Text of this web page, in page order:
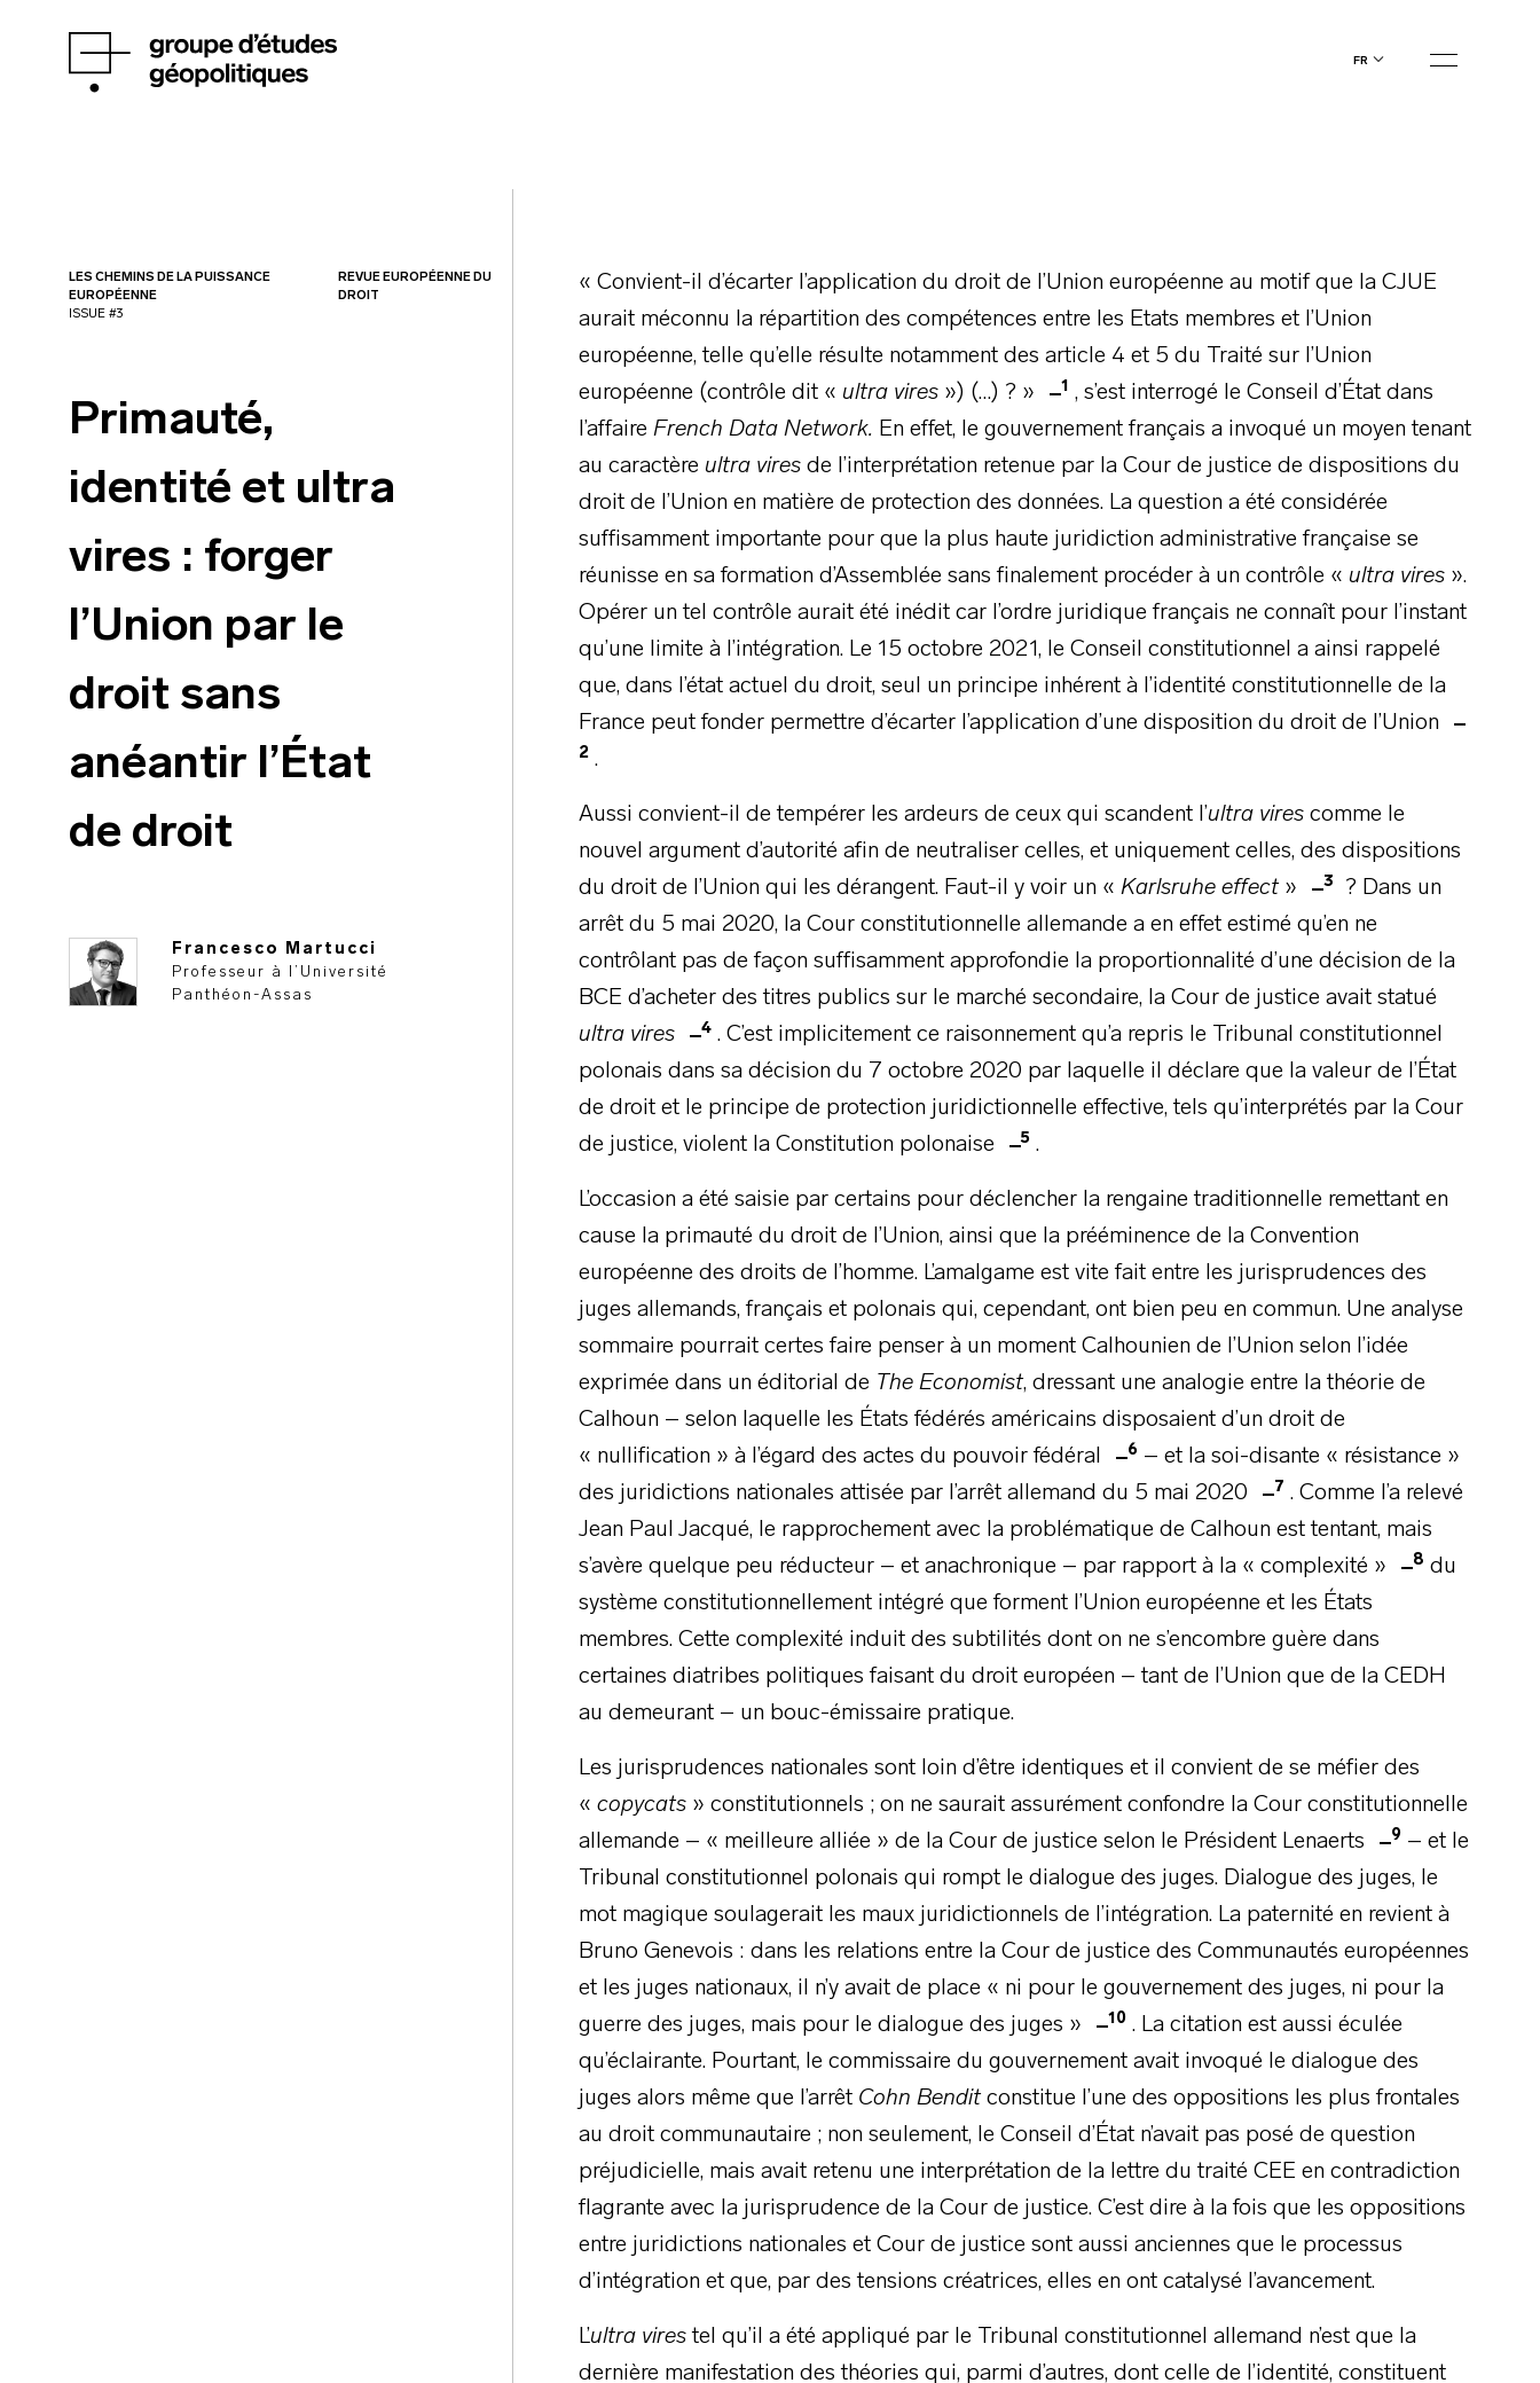
fr
LES CHEMINS DE LA PUISSANCE
EUROPÉENNE
ISSUE #3
REVUE EUROPÉENNE DU
DROIT
Primauté,
identité et ultra
vires : forger
l’Union par le
droit sans
anéantir l’État
de droit
Francesco Martucci
Professeur à l’Université
Panthéon-Assas
« Convient-il d’écarter l’application du droit de l’Union européenne au motif que la CJUE
aurait méconnu la répartition des compétences entre les Etats membres et l’Union
européenne, telle qu’elle résulte notamment des article 4 et 5 du Traité sur l’Union
européenne (contrôle dit « ultra vires») (…) ? » 1 , s’est interrogé le Conseil d’État dans
l’affaire French Data Network. En effet, le gouvernement français a invoqué un moyen tenant
au caractère ultra viresde l’interprétation retenue par la Cour de justice de dispositions du
droit de l’Union en matière de protection des données. La question a été considérée
suffisamment importante pour que la plus haute juridiction administrative française se
réunisse en sa formation d’Assemblée sans finalement procéder à un contrôle « ultra vires».
Opérer un tel contrôle aurait été inédit car l’ordre juridique français ne connaît pour l’instant
qu’une limite à l’intégration. Le 15 octobre 2021, le Conseil constitutionnel a ainsi rappelé
que, dans l’état actuel du droit, seul un principe inhérent à l’identité constitutionnelle de la
France peut fonder permettre d’écarter l’application d’une disposition du droit de l’Union
2 .
Aussi convient-il de tempérer les ardeurs de ceux qui scandent l’ultra virescomme le
nouvel argument d’autorité afin de neutraliser celles, et uniquement celles, des dispositions
du droit de l’Union qui les dérangent. Faut-il y voir un « Karlsruhe effect» 3
? Dans un
arrêt du 5 mai 2020, la Cour constitutionnelle allemande a en effet estimé qu’en ne
contrôlant pas de façon suffisamment approfondie la proportionnalité d’une décision de la
BCE d’acheter des titres publics sur le marché secondaire, la Cour de justice avait statué
ultra vires
4 . C’est implicitement ce raisonnement qu’a repris le Tribunal constitutionnel
polonais dans sa décision du 7 octobre 2020 par laquelle il déclare que la valeur de l’État
de droit et le principe de protection juridictionnelle effective, tels qu’interprétés par la Cour
de justice, violent la Constitution polonaise
5 .
L’occasion a été saisie par certains pour déclencher la rengaine traditionnelle remettant en
cause la primauté du droit de l’Union, ainsi que la prééminence de la Convention
européenne des droits de l’homme. L’amalgame est vite fait entre les jurisprudences des
juges allemands, français et polonais qui, cependant, ont bien peu en commun. Une analyse
sommaire pourrait certes faire penser à un moment Calhounien de l’Union selon l’idée
exprimée dans un éditorial de The Economist, dressant une analogie entre la théorie de
Calhoun – selon laquelle les États fédérés américains disposaient d’un droit de
« nullification » à l’égard des actes du pouvoir fédéral
6 – et la soi-disante « résistance »
des juridictions nationales attisée par l’arrêt allemand du 5 mai 2020
7 . Comme l’a relevé
Jean Paul Jacqué, le rapprochement avec la problématique de Calhoun est tentant, mais
s’avère quelque peu réducteur – et anachronique – par rapport à la « complexité »
8 du
système constitutionnellement intégré que forment l’Union européenne et les États
membres. Cette complexité induit des subtilités dont on ne s’encombre guère dans
certaines diatribes politiques faisant du droit européen – tant de l’Union que de la CEDH
au demeurant – un bouc-émissaire pratique.
Les jurisprudences nationales sont loin d’être identiques et il convient de se méfier des
« copycats» constitutionnels ; on ne saurait assurément confondre la Cour constitutionnelle
allemande – « meilleure alliée » de la Cour de justice selon le Président Lenaerts
9 – et le
Tribunal constitutionnel polonais qui rompt le dialogue des juges. Dialogue des juges, le
mot magique soulagerait les maux juridictionnels de l’intégration. La paternité en revient à
Bruno Genevois : dans les relations entre la Cour de justice des Communautés européennes
et les juges nationaux, il n’y avait de place « ni pour le gouvernement des juges, ni pour la
guerre des juges, mais pour le dialogue des juges »
10 . La citation est aussi éculée
qu’éclairante. Pourtant, le commissaire du gouvernement avait invoqué le dialogue des
juges alors même que l’arrêt Cohn Benditconstitue l’une des oppositions les plus frontales
au droit communautaire ; non seulement, le Conseil d’État n’avait pas posé de question
préjudicielle, mais avait retenu une interprétation de la lettre du traité CEE en contradiction
flagrante avec la jurisprudence de la Cour de justice. C’est dire à la fois que les oppositions
entre juridictions nationales et Cour de justice sont aussi anciennes que le processus
d’intégration et que, par des tensions créatrices, elles en ont catalysé l’avancement.
L’ultra virestel qu’il a été appliqué par le Tribunal constitutionnel allemand n’est que la
dernière manifestation des théories qui, parmi d’autres, dont celle de l’identité, constituent